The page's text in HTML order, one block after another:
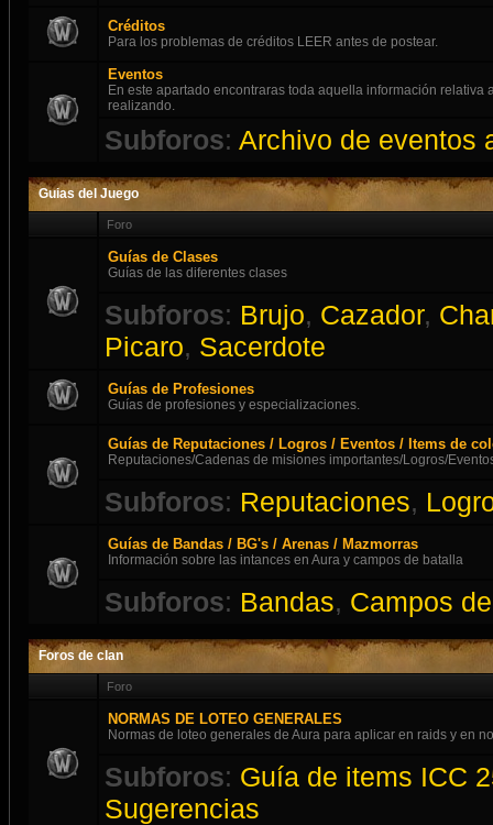
Créditos
Para los problemas de créditos LEER antes de postear.
Eventos
En este apartado encontraras toda aquella información relativa
realizando.
Subforos: Archivo de eventos
Guias del Juego
Foro
Guías de Clases
Guías de las diferentes clases
Subforos: Brujo, Cazador,
Picaro, Sacerdote
Guías de Profesiones
Guías de profesiones y especializaciones.
Guías de Reputaciones / Logros / Eventos / Items de
Reputaciones/Cadenas de misiones importantes/Logros/
Subforos: Reputaciones,
Guías de Bandas / BG's / Arenas / Mazmorras
Información sobre las intances en Aura y campos de batalla
Subforos: Bandas, Campos
Foros de clan
Foro
NORMAS DE LOTEO GENERALES
Normas de loteo generales de Aura para aplicar en raids y en
Subforos: Guía de items ICC
Sugerencias